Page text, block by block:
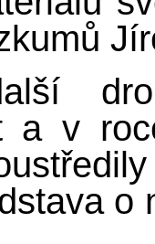
a v
o